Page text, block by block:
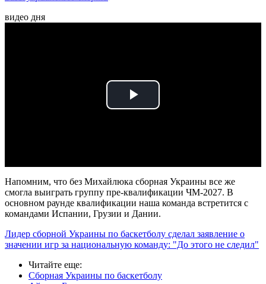
видео дня
Play
Напомним, что без Михайлюка сборная Украины все же
смогла выиграть группу пре-квалификации ЧМ-2027. В
основном раунде квалификации наша команда встретится с
командами Испании, Грузии и Дании.
Лидер сборной Украины по баскетболу сделал заявление о
значении игр за национальную команду: "До этого не следил"
Читайте еще:
Сборная Украины по баскетболу